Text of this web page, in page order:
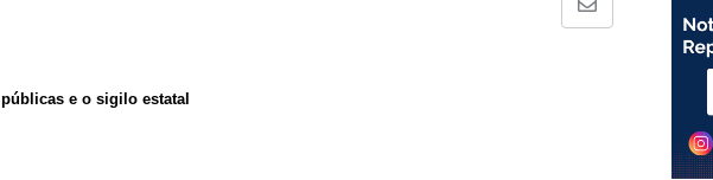
Share
públicas e o sigilo estatal